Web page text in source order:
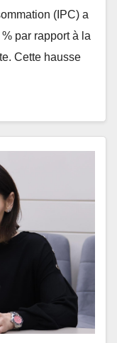
(IPC) a
par rapport à la
Cette hausse